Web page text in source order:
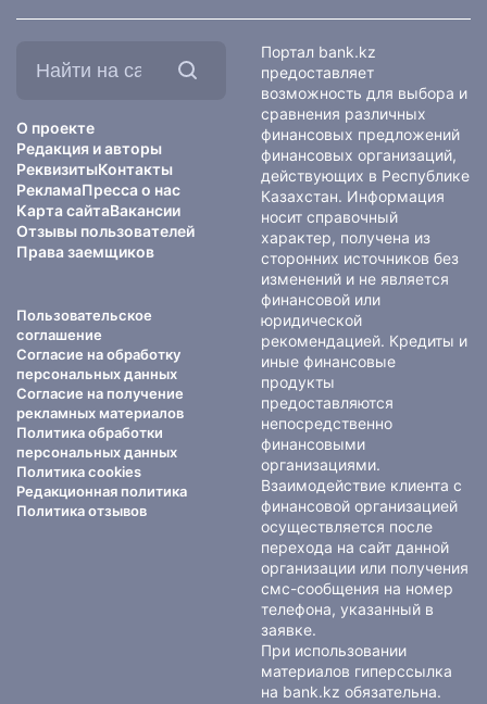
О проекте
Редакция и авторы
РеквизитыКонтакты
РекламаПресса о нас
Карта сайтаВакансии
Отзывы пользователей
Права заемщиков
Пользовательское
соглашение
Согласие на обработку
персональных данных
Согласие на получение
рекламных материалов
Политика обработки
персональных данных
Политика cookies
Редакционная политика
Политика отзывов
Портал bank.kz
предоставляет
возможность для выбора и
сравнения различных
финансовых предложений
финансовых организаций,
действующих в Республике
Казахстан. Информация
носит справочный
характер, получена из
сторонних источников без
изменений и не является
финансовой или
юридической
рекомендацией. Кредиты и
иные финансовые
продукты
предоставляются
непосредственно
финансовыми
организациями.
Взаимодействие клиента с
финансовой организацией
осуществляется после
перехода на сайт данной
организации или получения
смс-сообщения на номер
телефона, указанный в
заявке.
При использовании
материалов гиперссылка
на bank.kz обязательна.